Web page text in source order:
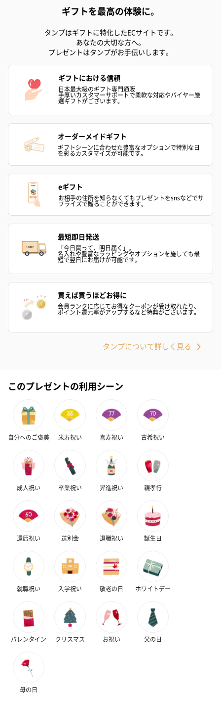
ゼリーバウム カット
（レモン＆紅茶）（432
円）
麦わらパンダバウム
（バナナ味）（540円）
3層デザート
り〜 3号（864
スキンケアグッズ
スキンケアグッズを同梱してお届けします。
ハンドクリーム3本セッ
ト【ありがとう】
（1,100円）
シャワージェル＆ハン
ドクリーム（ピンクグ
レープフルーツ）
（2,145円）
ドクリーム（
ッシュローズ
リラックスグッズ
リラックスグッズを同梱してお届けします。
（ブルー）（748円）
（イエロー）（748円）
ハンドタオル・ハンカチ
の＋αにおすすめです。
花束ハンドタオル（ピ
花束ハンドタオル（ブ
ギフトを最高の体験に。
タンプはギフトに特化したECサイトです。
あなたの大切な方へ。
プレゼントはタンプがお手伝いします。
ギフトにおける信頼
日本最大級のギフト専門通販
手厚いカスタマーサポートで柔軟な対応やバイヤー厳
選ギフトがございます。
オーダーメイドギフト
ギフトシーンに合わせた豊富なオプションで特別な日
を彩るカスタマイズが可能です。
eギフト
お相手の住所を知らなくてもプレゼントをsnsなどでサ
プライズで贈ることができます。
最短即日発送
「今日買って、明日届く」。
名入れや豊富なラッピングやオプションを施しても最
短で翌日にお届けが可能です。
買えば買うほどお得に
会員ランクに応じてお得なクーポンが受け取れたり、
ポイント還元率がアップするなど特典がございます。
タンプについて詳しく見る
このプレゼントの利用シーン
自分へのご褒美 米寿祝い 喜寿祝い 古希祝い
成人祝い 卒業祝い 昇進祝い 親孝行
還暦祝い 送別会 退職祝い 誕生日
就職祝い 入学祝い 敬老の日 ホワイトデー
バレンタイン クリスマス お祝い 父の日
母の日